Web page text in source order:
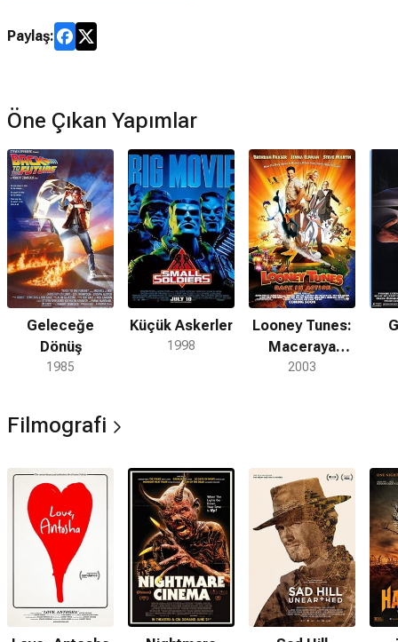
Paylaş:
Öne Çıkan Yapımlar
Geleceğe
Dönüş
1985
Küçük Askerler
1998
Looney Tunes:
Maceraya
Devam
2003
Filmografi